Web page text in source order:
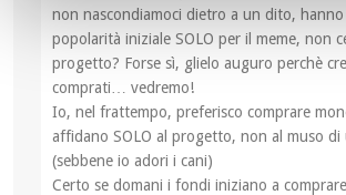
non nascondiamoci dietro a un dito,
popolarità iniziale SOLO per il meme, non
progetto? Forse sì, glielo auguro perchè
comprati… vedremo!
Io, nel frattempo, preferisco comprare
affidano SOLO al progetto, non al muso di
(sebbene io adori i cani)
Certo se domani i fondi iniziano a